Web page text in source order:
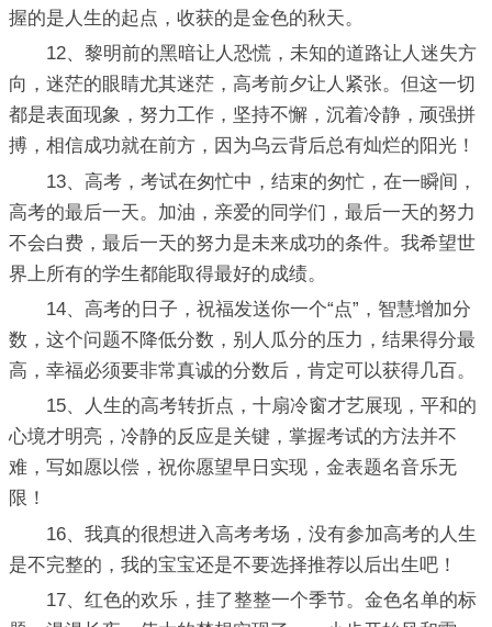
握的是人生的起点，收获的是金色的秋天。
12、黎明前的黑暗让人恐慌，未知的道路让人迷失方
向，迷茫的眼睛尤其迷茫，高考前夕让人紧张。但这一切
都是表面现象，努力工作，坚持不懈，沉着冷静，顽强拼
搏，相信成功就在前方，因为乌云背后总有灿烂的阳光！
13、高考，考试在匆忙中，结束的匆忙，在一瞬间，
高考的最后一天。加油，亲爱的同学们，最后一天的努力
不会白费，最后一天的努力是未来成功的条件。我希望世
界上所有的学生都能取得最好的成绩。
14、高考的日子，祝福发送你一个“点”，智慧增加分
数，这个问题不降低分数，别人瓜分的压力，结果得分最
高，幸福必须要非常真诚的分数后，肯定可以获得几百。
15、人生的高考转折点，十扇冷窗才艺展现，平和的
心境才明亮，冷静的反应是关键，掌握考试的方法并不
难，写如愿以偿，祝你愿望早日实现，金表题名音乐无
限！
16、我真的很想进入高考考场，没有参加高考的人生
是不完整的，我的宝宝还是不要选择推荐以后出生吧！
17、红色的欢乐，挂了整整一个季节。金色名单的标